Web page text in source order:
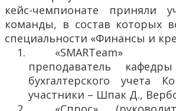
кейс-чемпионате приняли
команды, в состав которых
специальности «Финансы и
«SMARTeam»
преподаватель
бухгалтерского
участники – Шпак Д.,